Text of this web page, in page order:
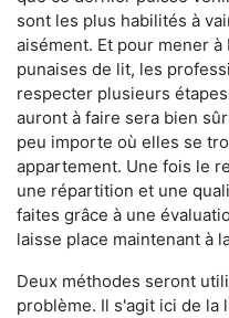
sont les plus habilités à
aisément. Et pour mener
punaises de lit, les
respecter plusieurs
auront à faire sera bien
peu importe où elles se
appartement. Une fois le
une répartition et une
faites grâce à une
laisse place maintenant à
Deux méthodes seront
problème. Il s'agit ici de la